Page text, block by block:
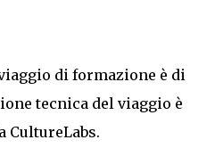
di formazione è di
tecnica del viaggio è
CultureLabs.